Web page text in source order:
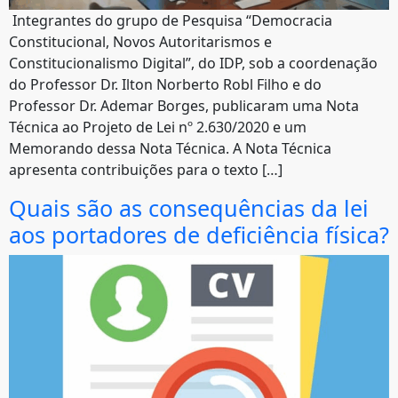
‌ Integrantes do grupo de Pesquisa “Democracia
Constitucional, Novos Autoritarismos e
Constitucionalismo Digital”, do IDP, sob a coordenação
do Professor Dr. Ilton Norberto Robl Filho e do
Professor Dr. Ademar Borges, publicaram uma Nota
Técnica ao Projeto de Lei nº 2.630/2020 e um
Memorando dessa Nota Técnica. A Nota Técnica
apresenta contribuições para o texto […]
Quais são as consequências da lei
aos portadores de deficiência física?